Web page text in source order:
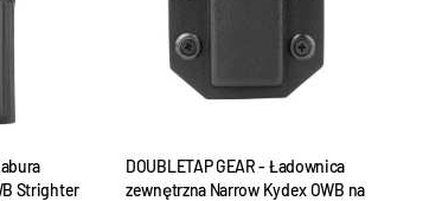
Strighter
DOUBLETAP GEAR - Ładownica
zewnętrzna Narrow Kydex OWB na